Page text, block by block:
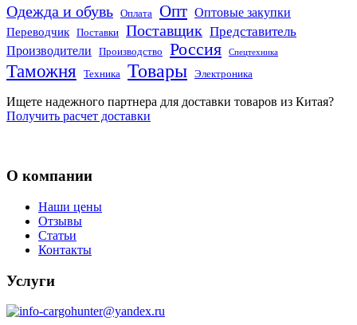
Одежда и обувь Оплата Опт Оптовые закупки
Переводчик Поставки Поставщик Представитель
Производители Производство Россия Спецтехника
Таможня Техника Товары Электроника
Ищете надежного партнера для доставки товаров из Китая?
Получить расчет доставки
О компании
Наши цены
Отзывы
Статьи
Контакты
Услуги